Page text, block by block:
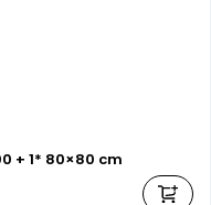
+ 1* 80×80 cm